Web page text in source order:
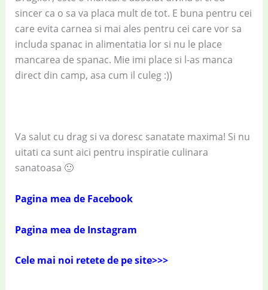
sincer ca o sa va placa mult de tot. E buna pentru cei
care evita carnea si mai ales pentru cei care vor sa
includa spanac in alimentatia lor si nu le place
mancarea de spanac. Mie imi place si l-as manca
direct din camp, asa cum il culeg :))
Va salut cu drag si va doresc sanatate maxima! Si nu
uitati ca sunt aici pentru inspiratie culinara
sanatoasa 🙂
Pagina mea de Facebook
Pagina mea de Instagram
Cele mai noi retete de pe site>>>